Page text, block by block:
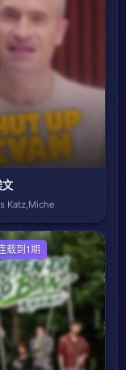
文
Katz,Miche
载到1期